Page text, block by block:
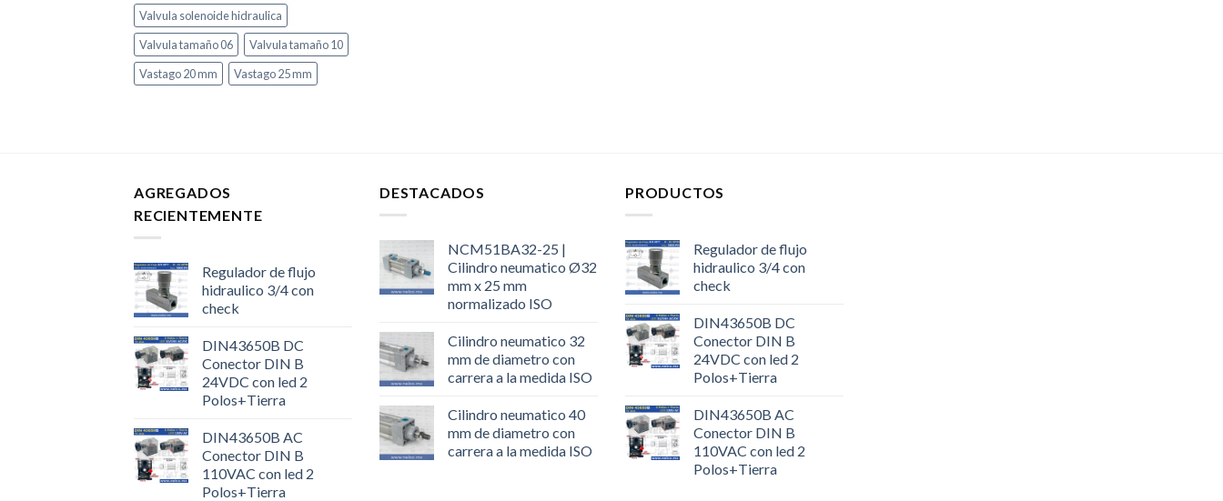
Valvula solenoide hidraulica
Valvula tamaño 06
Valvula tamaño 10
Vastago 20 mm
Vastago 25 mm
AGREGADOS
RECIENTEMENTE
Regulador de flujo
hidraulico 3/4 con
check
DIN43650B DC
Conector DIN B
24VDC con led 2
Polos+Tierra
DIN43650B AC
Conector DIN B
110VAC con led 2
Polos+Tierra
DESTACADOS
NCM51BA32-25 |
Cilindro neumatico Ø32
mm x 25 mm
normalizado ISO
Cilindro neumatico 32
mm de diametro con
carrera a la medida ISO
Cilindro neumatico 40
mm de diametro con
carrera a la medida ISO
PRODUCTOS
Regulador de flujo
hidraulico 3/4 con
check
DIN43650B DC
Conector DIN B
24VDC con led 2
Polos+Tierra
DIN43650B AC
Conector DIN B
110VAC con led 2
Polos+Tierra